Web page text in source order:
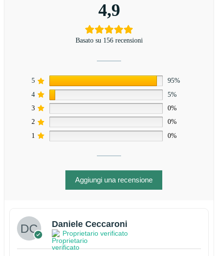
4,9
Basato su 156 recensioni
5
95%
4
5%
3
0%
2
0%
1
0%
Aggiungi una recensione
Daniele Ceccaroni
Proprietario verificato